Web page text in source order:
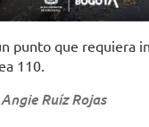
punto que requiera
110.
Ruíz Rojas